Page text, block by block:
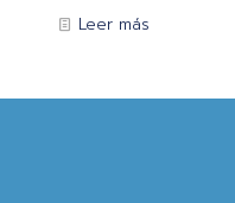
Leer más